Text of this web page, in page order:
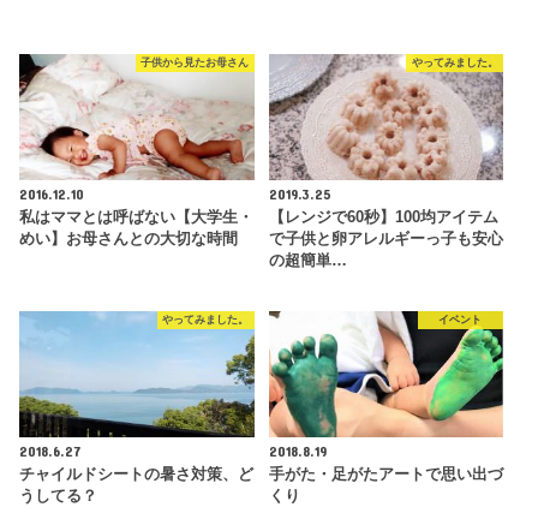
子供から見たお母さん
2016.12.10
私はママとは呼ばない【大学生・
めい】お母さんとの大切な時間
やってみました。
2019.3.25
【レンジで60秒】100均アイテム
で子供と卵アレルギーっ子も安心
の超簡単…
やってみました。
2018.6.27
チャイルドシートの暑さ対策、ど
うしてる？
イベント
2018.8.19
手がた・足がたアートで思い出づ
くり